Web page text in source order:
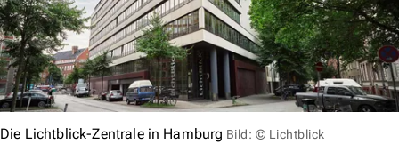
Die Lichtblick-Zentrale in Hamburg Bild: © Lichtblick